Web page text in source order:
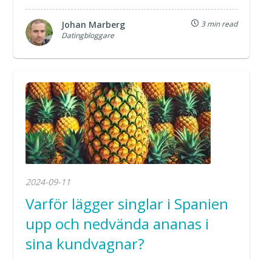
Johan Marberg
Datingbloggare
3 min read
2024-09-11
Varför lägger singlar i Spanien
upp och nedvända ananas i
sina kundvagnar?